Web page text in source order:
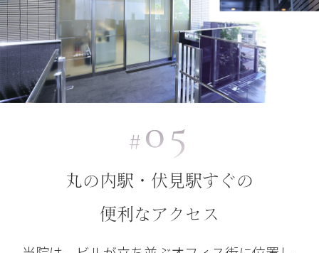
# 05
丸の内駅・伏見駅すぐの
便利なアクセス